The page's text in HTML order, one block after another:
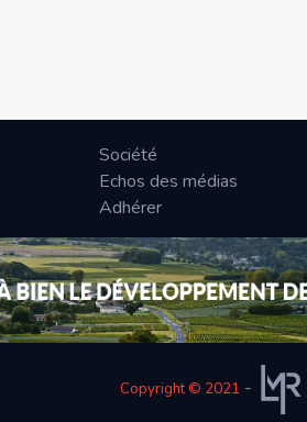
Société
Echos des médias
Adhérer
Copyright © 2021 -